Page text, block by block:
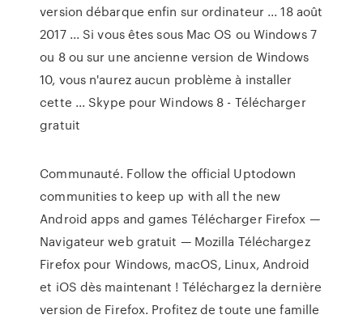
version débarque enfin sur ordinateur ... 18 août
2017 ... Si vous êtes sous Mac OS ou Windows 7
ou 8 ou sur une ancienne version de Windows
10, vous n'aurez aucun problème à installer
cette ... Skype pour Windows 8 - Télécharger
gratuit
Communauté. Follow the official Uptodown
communities to keep up with all the new
Android apps and games Télécharger Firefox —
Navigateur web gratuit — Mozilla Téléchargez
Firefox pour Windows, macOS, Linux, Android
et iOS dès maintenant ! Téléchargez la dernière
version de Firefox. Profitez de toute une famille